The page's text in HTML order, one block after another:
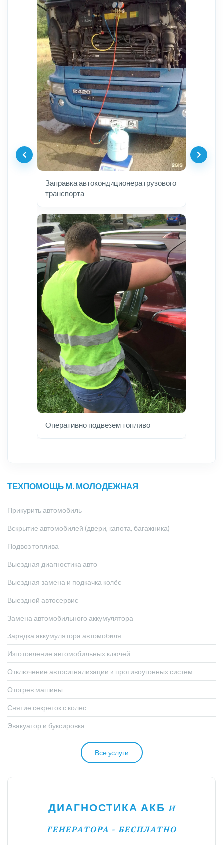
Заправка автокондиционера грузового
транспорта
Оперативно подвезем топливо
ТЕХПОМОЩЬ М. МОЛОДЕЖНАЯ
Прикурить автомобиль
Вскрытие автомобилей (двери, капота, багажника)
Подвоз топлива
Выездная диагностика авто
Выездная замена и подкачка колёс
Выездной автосервис
Замена автомобильного аккумулятора
Зарядка аккумулятора автомобиля
Изготовление автомобильных ключей
Отключение автосигнализации и противоугонных систем
Отогрев машины
Снятие секреток с колес
Эвакуатор и буксировка
Все услуги
ДИАГНОСТИКА АКБ И
ГЕНЕРАТОРА - БЕСПЛАТНО